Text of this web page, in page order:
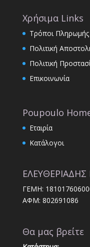
Χρήσιμα Links
Τρόποι Πληρωμής
Πολιτική
Πολιτική
Επικοινωνία
Poupoulo
Εταιρία
Κατάλογοι
ΕΛΕΥΘΕΡΙΑΔΗΣ
ΓΕΜΗ:
ΑΦΜ: 802691086
Θα μας βρείτε